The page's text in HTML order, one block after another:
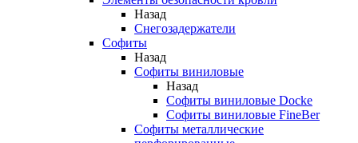
Назад
Снегозадержатели
Софиты
Назад
Софиты виниловые
Назад
Софиты виниловые Docke
Софиты виниловые FineBer
Софиты металлические